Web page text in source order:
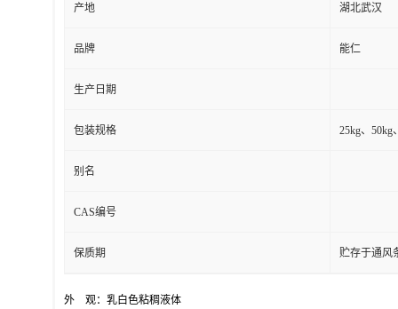
产地 湖北武汉
品牌 能仁
生产日期
包装规格 25kg、50kg
别名
CAS编号
保质期 贮存于通风
外 观：乳白色粘稠液体